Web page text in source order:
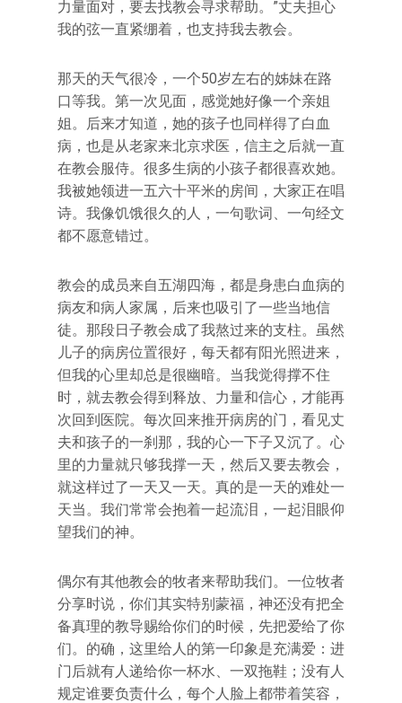
力量面对，要去找教会寻求帮助。”丈夫担心
我的弦一直紧绷着，也支持我去教会。
那天的天气很冷，一个50岁左右的姊妹在路
口等我。第一次见面，感觉她好像一个亲姐
姐。后来才知道，她的孩子也同样得了白血
病，也是从老家来北京求医，信主之后就一直
在教会服侍。很多生病的小孩子都很喜欢她。
我被她领进一五六十平米的房间，大家正在唱
诗。我像饥饿很久的人，一句歌词、一句经文
都不愿意错过。
教会的成员来自五湖四海，都是身患白血病的
病友和病人家属，后来也吸引了一些当地信
徒。那段日子教会成了我熬过来的支柱。虽然
儿子的病房位置很好，每天都有阳光照进来，
但我的心里却总是很幽暗。当我觉得撑不住
时，就去教会得到释放、力量和信心，才能再
次回到医院。每次回来推开病房的门，看见丈
夫和孩子的一刹那，我的心一下子又沉了。心
里的力量就只够我撑一天，然后又要去教会，
就这样过了一天又一天。真的是一天的难处一
天当。我们常常会抱着一起流泪，一起泪眼仰
望我们的神。
偶尔有其他教会的牧者来帮助我们。一位牧者
分享时说，你们其实特别蒙福，神还没有把全
备真理的教导赐给你们的时候，先把爱给了你
们。的确，这里给人的第一印象是充满爱：进
门后就有人递给你一杯水、一双拖鞋；没有人
规定谁要负责什么，每个人脸上都带着笑容，